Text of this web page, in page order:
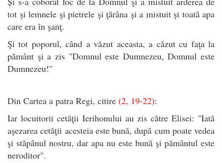
tot şi lemnele şi pietrele şi ţărâna şi a mistuit şi toată apa
care era în şanţ.
Şi tot poporul, când a văzut aceasta, a căzut cu faţa la
pământ şi a zis "Domnul este Dumnezeu, Domnul este
Dumnezeu!"
Din Cartea a patra Regi, citire (2, 19-22):
Iar locuitorii cetăţii Ierihonului au zis către Elisei: "Iată
aşezarea cetăţii acesteia este bună, după cum poate vedea
şi stăpânul nostru, dar apa nu este bună şi pământul este
neroditor".